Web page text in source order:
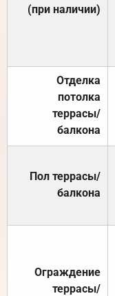
(при наличии)
Отделка
потолка
террасы/
балкона
Пол террасы/
балкона
Ограждение
террасы/